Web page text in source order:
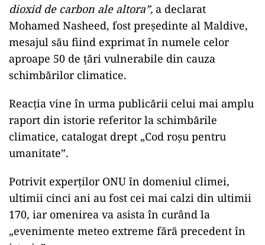
dioxid de carbon ale altora”, a declarat
Mohamed Nasheed, fost președinte al Maldive,
mesajul său fiind exprimat în numele celor
aproape 50 de țări vulnerabile din cauza
schimbărilor climatice.
Reacția vine în urma publicării celui mai amplu
raport din istorie referitor la schimbările
climatice, catalogat drept „Cod roșu pentru
umanitate”.
Potrivit experţilor ONU în domeniul climei,
ultimii cinci ani au fost cei mai calzi din ultimii
170, iar omenirea va asista în curând la
„evenimente meteo extreme fără precedent în